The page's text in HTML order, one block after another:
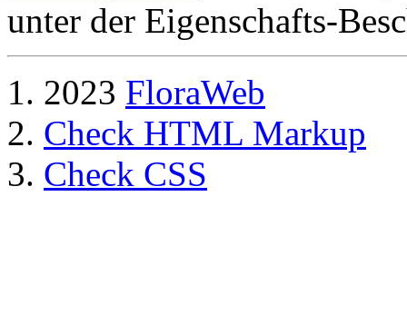
unter der Eigenschafts-
2023 FloraWeb
Check HTML Markup
Check CSS